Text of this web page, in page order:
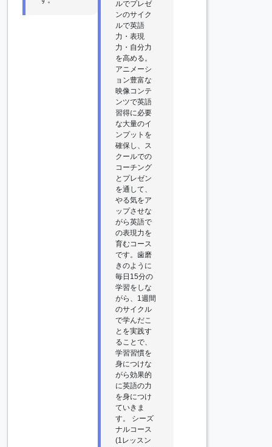
ルでプレゼ
ンのサイク
ルで英語
力・表現
力・自分力
を高める。
アニメーシ
ョン豊富な
映像コンテ
ンツで英語
習得に必要
な大量のイ
ンプットを
確保し、ス
クールでの
コーチング
とプレゼン
を通して、
やる気をア
ップさせな
がら英語で
の表現力を
育むコース
です。歯磨
きのように
毎日15分の
学習をしな
がら、1週間
のサイクル
で学んだこ
とを実践す
ることで、
学習習慣を
身につけな
がら効果的
に英語の力
を身につけ
ていきま
す。 シーズ
ナルコース
(1レッスン